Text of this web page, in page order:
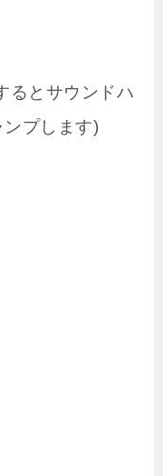
るとサウンドハ
プします)